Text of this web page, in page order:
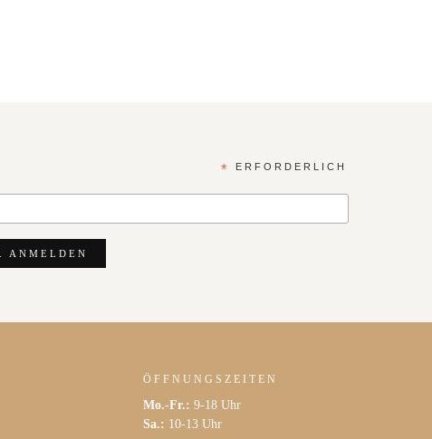
*
ERFORDERLICH
ÖFFNUNGSZEITEN
Mo.-Fr.: 9-18 Uhr
Sa.: 10-13 Uhr